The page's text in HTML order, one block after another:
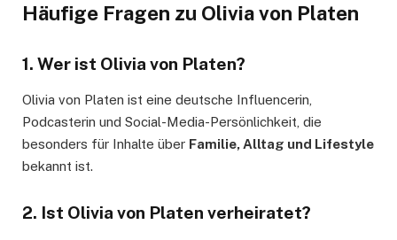
Häufige Fragen zu Olivia von Platen
1. Wer ist Olivia von Platen?
Olivia von Platen ist eine deutsche Influencerin,
Podcasterin und Social-Media-Persönlichkeit, die
besonders für Inhalte über Familie, Alltag und Lifestyle
bekannt ist.
2. Ist Olivia von Platen verheiratet?